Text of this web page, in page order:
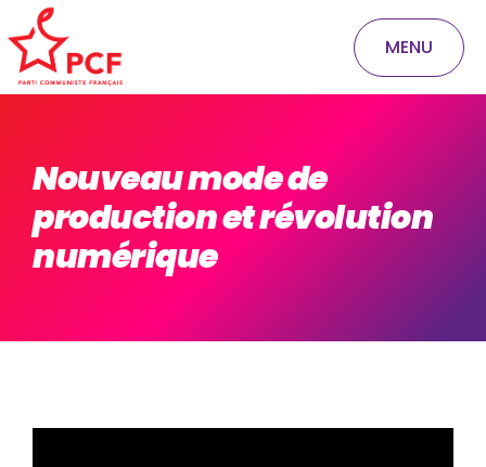
MENU
Nouveau mode de
production et révolution
numérique